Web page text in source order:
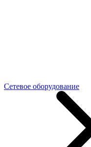
Сетевое оборудование